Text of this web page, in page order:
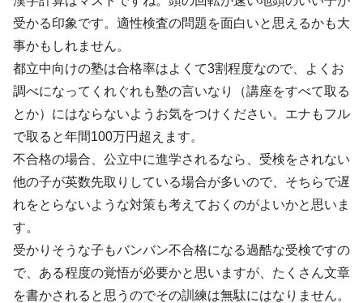
受かる印象です。適性検査の問題を面白いと思えるかも大
事かもしれません。
都立中向けの塾は合格率はよくて3割程度なので、よくお
調べになってくれぐれも塾の言いなり（講座をすべて取る
とか）にはならないようお気をつけください。エナもフル
で取ると年間100万円超えます。
不合格の場合、公立中に進学されるなら、受検をされない
他の子が英数先取りしている場合が多いので、そちらで遅
れをとらないような対策も考えておくのがよいかと思いま
す。
受かりそうな子もバンバン不合格になる過酷な受検ですの
で、ある程度の覚悟が必要かと思いますが、たくさん文章
を書かされると思うのでその訓練は無駄にはなりません。